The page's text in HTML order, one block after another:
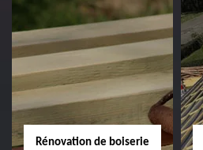
Rénovation de boiserie